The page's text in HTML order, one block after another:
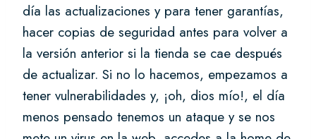
día las actualizaciones y para tener garantías,
hacer copias de seguridad antes para volver a
la versión anterior si la tienda se cae después
de actualizar. Si no lo hacemos, empezamos a
tener vulnerabilidades y, ¡oh, dios mío!, el día
menos pensado tenemos un ataque y se nos